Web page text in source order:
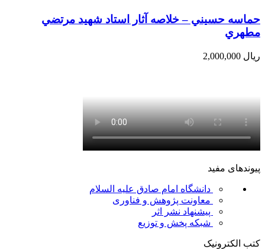
حماسه حسيني – خلاصه آثار استاد شهيد مرتضي
مطهري
ریال
پیوندهای مفید
دانشگاه امام صادق علیه السلام
معاونت پژوهش و فناوری
پیشنهاد نشر اثر
شبکه پخش و توزیع
کتب الکترونیک